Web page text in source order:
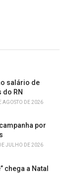
salário de
do RN
AGOSTO DE 2026
por
JULHO DE 2026
chega a Natal